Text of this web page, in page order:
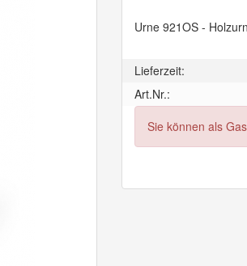
Urne 921OS -
Lieferzeit:
Art.Nr.:
Sie können als